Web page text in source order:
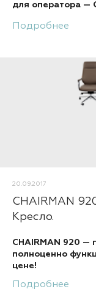
для оператора —
Подробнее
20.09.2017
CHAIRMAN
Кресло.
CHAIRMAN 920 —
полноценно
цене!
Подробнее